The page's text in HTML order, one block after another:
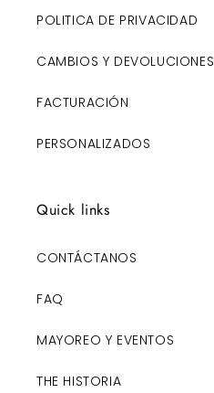
POLITICA DE PRIVACIDAD
CAMBIOS Y DEVOLUCIONES
FACTURACIÓN
PERSONALIZADOS
Quick links
CONTÁCTANOS
FAQ
MAYOREO Y EVENTOS
THE HISTORIA